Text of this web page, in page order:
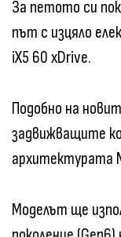
За петото си
път с изцяло
iX5 60 xDrive.
Подобно на
задвижващите
архитектурата
Моделът ще